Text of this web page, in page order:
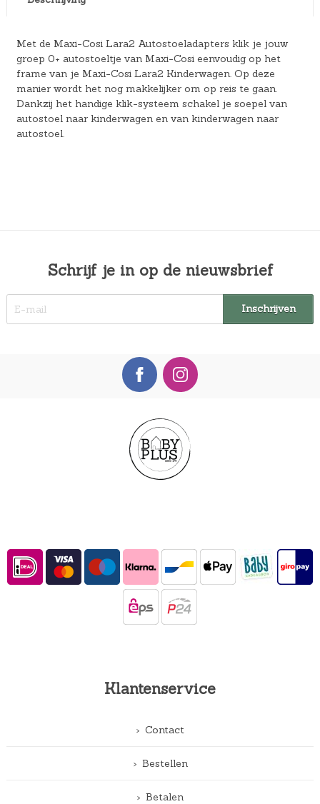
Met de Maxi-Cosi Lara2 Autostoeladapters klik je jouw
groep 0+ autostoeltje van Maxi-Cosi eenvoudig op het
frame van je Maxi-Cosi Lara2 Kinderwagen. Op deze
manier wordt het nog makkelijker om op reis te gaan.
Dankzij het handige klik-systeem schakel je soepel van
autostoel naar kinderwagen en van kinderwagen naar
autostoel.
Schrijf je in op de nieuwsbrief
Klantenservice
Contact
Bestellen
Betalen